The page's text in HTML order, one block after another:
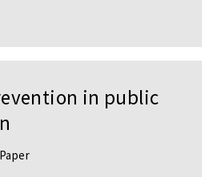
in public
Paper